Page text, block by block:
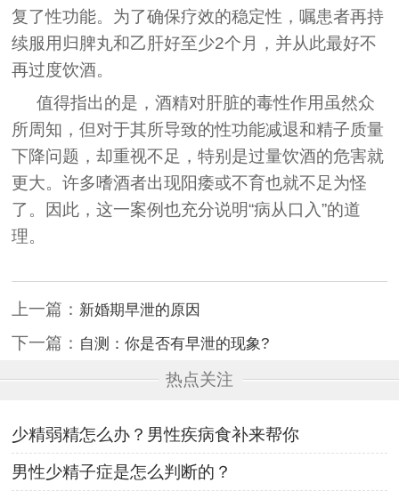
复了性功能。为了确保疗效的稳定性，嘱患者再持
续服用归脾丸和乙肝好至少2个月，并从此最好不
再过度饮酒。
值得指出的是，酒精对肝脏的毒性作用虽然众
所周知，但对于其所导致的性功能减退和精子质量
下降问题，却重视不足，特别是过量饮酒的危害就
更大。许多嗜酒者出现阳痿或不育也就不足为怪
了。因此，这一案例也充分说明“病从口入”的道
理。
上一篇： 新婚期早泄的原因
下一篇： 自测：你是否有早泄的现象?
热点关注
少精弱精怎么办？男性疾病食补来帮你
男性少精子症是怎么判断的？